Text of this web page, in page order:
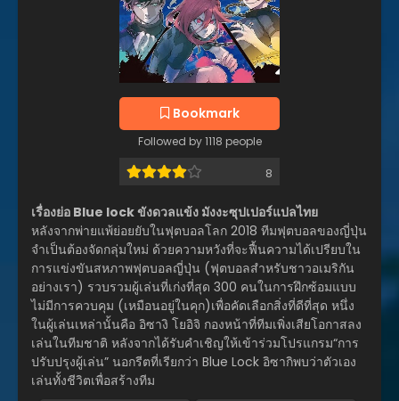
Bookmark
Followed by 1118 people
8
เรื่องย่อ Blue lock ขังดวลแข้ง มังงะซุปเปอร์แปลไทย
หลังจากพ่ายแพ้ย่อยยับในฟุตบอลโลก 2018 ทีมฟุตบอลของญี่ปุ่น
จำเป็นต้องจัดกลุ่มใหม่ ด้วยความหวังที่จะฟื้นความได้เปรียบใน
การแข่งขันสหภาพฟุตบอลญี่ปุ่น (ฟุตบอลสำหรับชาวอเมริกัน
อย่างเรา) รวบรวมผู้เล่นที่เก่งที่สุด 300 คนในการฝึกซ้อมแบบ
ไม่มีการควบคุม (เหมือนอยู่ในคุก)เพื่อคัดเลือกสิ่งที่ดีที่สุด หนึ่ง
ในผู้เล่นเหล่านั้นคือ อิซางิ โยอิจิ กองหน้าที่ทีมเพิ่งเสียโอกาสลง
เล่นในทีมชาติ หลังจากได้รับคำเชิญให้เข้าร่วมโปรแกรม“การ
ปรับปรุงผู้เล่น” นอกรีตที่เรียกว่า Blue Lock อิซากิพบว่าตัวเอง
เล่นทั้งชีวิตเพื่อสร้างทีม